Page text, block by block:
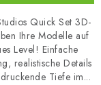
Quick Set 3D-
Ihre Modelle auf
Level! Einfache
realistische Details
Tiefe im...